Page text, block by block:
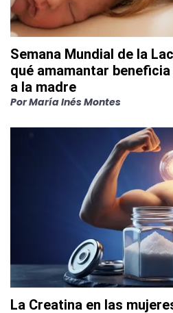
Semana Mundial de la
qué amamantar
a la madre
PorMaría Inés Montes
La Creatina en las